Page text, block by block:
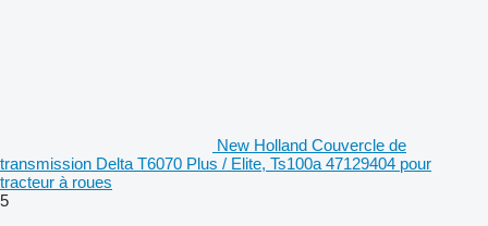
New Holland Couvercle de
transmission Delta T6070 Plus / Elite, Ts100a 47129404 pour
tracteur à roues
5